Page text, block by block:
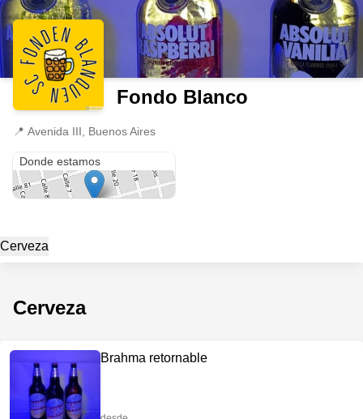
Fondo Blanco
📍 Avenida III, Buenos Aires
Donde estamos
Cerveza
Cerveza
Brahma retornable